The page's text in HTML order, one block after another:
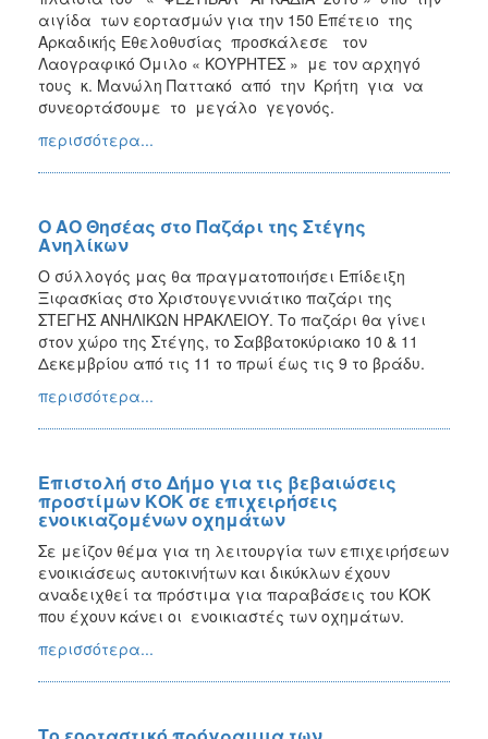
αιγίδα των εορτασμών για την 150 Επέτειο της
Αρκαδικής Εθελοθυσίας προσκάλεσε τον
Λαογραφικό Όμιλο « ΚΟΥΡΗΤΕΣ » με τον αρχηγό
τους κ. Μανώλη Παττακό από την Κρήτη για να
συνεορτάσουμε το μεγάλο γεγονός.
περισσότερα...
Ο ΑΟ Θησέας στο Παζάρι της Στέγης
Ανηλίκων
Ο σύλλογός μας θα πραγματοποιήσει Eπίδειξη
Ξιφασκίας στο Χριστουγεννιάτικο παζάρι της
ΣΤΕΓΗΣ ΑΝΗΛΙΚΩΝ ΗΡΑΚΛΕΙΟΥ. Το παζάρι θα γίνει
στον χώρο της Στέγης, το Σαββατοκύριακο 10 & 11
Δεκεμβρίου από τις 11 το πρωί έως τις 9 το βράδυ.
περισσότερα...
Επιστολή στο Δήμο για τις βεβαιώσεις
προστίμων ΚΟΚ σε επιχειρήσεις
ενοικιαζομένων οχημάτων
Σε μείζον θέμα για τη λειτουργία των επιχειρήσεων
ενοικιάσεως αυτοκινήτων και δικύκλων έχουν
αναδειχθεί τα πρόστιμα για παραβάσεις του ΚΟΚ
που έχουν κάνει οι ενοικιαστές των οχημάτων.
περισσότερα...